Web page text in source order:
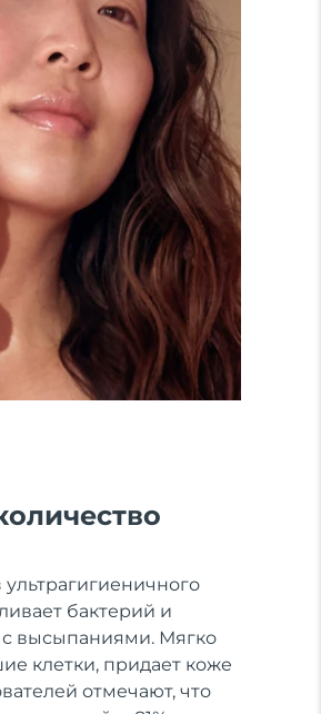
ультрагигиеничного
бактерий и
с высыпаниями. Мягко
клетки, придает коже
отмечают, что